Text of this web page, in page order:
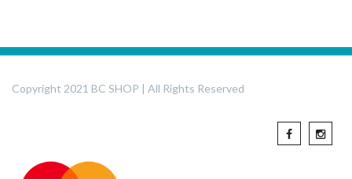
Copyright 2021 BC SHOP | All Rights Reserved